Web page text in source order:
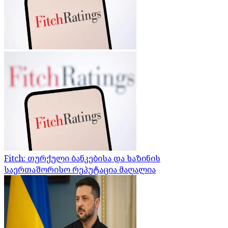
Fitch: თურქული ბანკებისა და ხაზინის
საერთაშორისო რეპუტაცია მაღალია